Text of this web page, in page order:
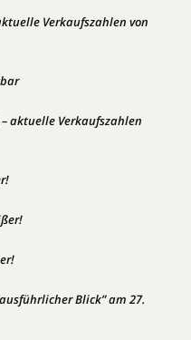
Verkaufszahlen von
aktuelle Verkaufszahlen
Blick” am 27.